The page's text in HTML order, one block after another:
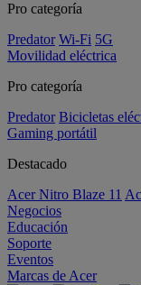
Pro categoría
Predator Wi-Fi 5G
Movilidad eléctrica
Pro categoría
Predator Bicicletas
Gaming portátil
Destacado
Acer Nitro Blaze 11
Negocios
Educación
Soporte
Eventos
Marcas de Acer